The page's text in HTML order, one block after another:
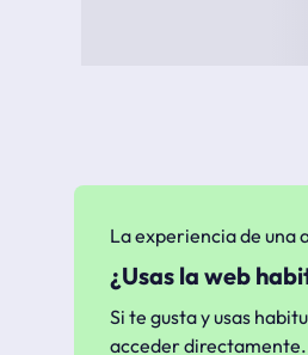
La experiencia de una
¿Usas la web
Si te gusta y usas
acceder directamente.